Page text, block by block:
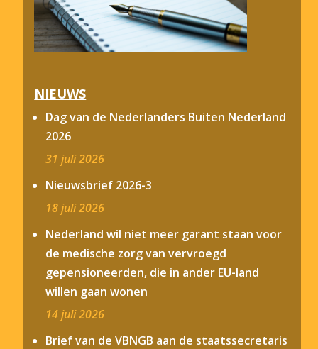
NIEUWS
Dag van de Nederlanders Buiten Nederland
2026
31 juli 2026
Nieuwsbrief 2026-3
18 juli 2026
Nederland wil niet meer garant staan voor
de medische zorg van vervroegd
gepensioneerden, die in ander EU-land
willen gaan wonen
14 juli 2026
Brief van de VBNGB aan de staatssecretaris